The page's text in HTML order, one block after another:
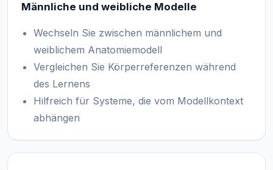
Männliche und weibliche Modelle
Wechseln Sie zwischen männlichem und
weiblichem Anatomiemodell
Vergleichen Sie Körperreferenzen während
des Lernens
Hilfreich für Systeme, die vom Modellkontext
abhängen